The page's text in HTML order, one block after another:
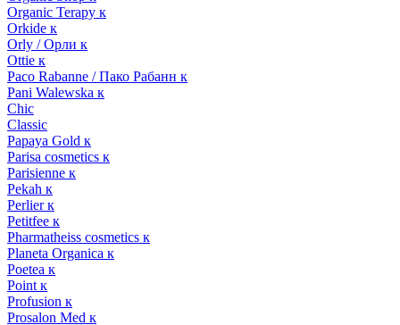
Organic Terapy к
Orkide к
Orly / Орли к
Ottie к
Paco Rabanne / Пако Рабанн к
Pani Walewska к
Chic
Classic
Papaya Gold к
Parisa cosmetics к
Parisienne к
Pekah к
Perlier к
Petitfee к
Pharmatheiss cosmetics к
Planeta Organica к
Poetea к
Point к
Profusion к
Prosalon Med к